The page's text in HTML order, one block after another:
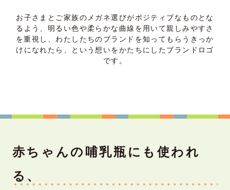
お子さまとご家族のメガネ選びがポジティブなものとな
るよう、明るい色や柔らかな曲線を用いて親しみやすさ
を重視し、 わたしたちのブランドを知ってもらうきっか
けになれたら、という想いをかたちにしたブランドロゴ
です。
赤ちゃんの哺乳瓶にも使われ
る、